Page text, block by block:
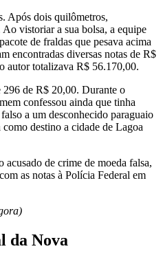
Após dois quilômetros,
vistoriar a sua bolsa, a equipe
de fraldas que pesava acima
encontradas diversas notas de R$
autor totalizava R$ 56.170,00.
de R$ 20,00. Durante o
confessou ainda que tinha
a um desconhecido paraguaio
destino a cidade de Lagoa
de crime de moeda falsa,
as notas à Polícia Federal em
da Nova